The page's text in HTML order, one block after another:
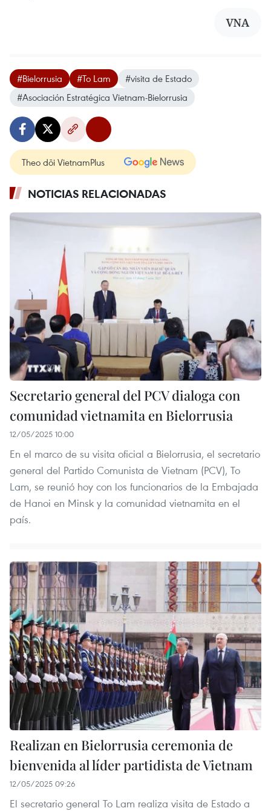
VNA
#Bielorrusia #To Lam
#visita de Estado
#Asociación Estratégica Vietnam-Bielorrusia
Theo dõi VietnamPlus
NOTICIAS RELACIONADAS
Secretario general del PCV dialoga con
comunidad vietnamita en Bielorrusia
12/05/2025 10:00
En el marco de su visita oficial a Bielorrusia, el secretario
general del Partido Comunista de Vietnam (PCV), To
Lam, se reunió hoy con los funcionarios de la Embajada
de Hanoi en Minsk y la comunidad vietnamita en el
país.
Realizan en Bielorrusia ceremonia de
bienvenida al líder partidista de Vietnam
12/05/2025 09:26
El secretario general To Lam realiza visita de Estado a